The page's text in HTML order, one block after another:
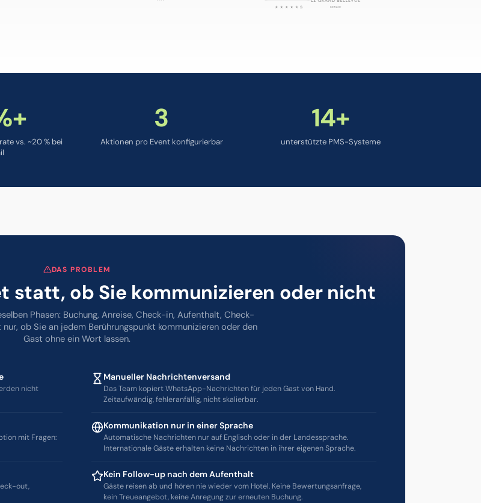
vs. ~20 % bei
3
Aktionen pro Event konfigurierbar
14+
unterstützte PMS-Systeme
DAS PROBLEM
statt, ob Sie kommunizieren oder nicht
Phasen: Buchung, Anreise, Check-in, Aufenthalt, Check-
ob Sie an jedem Berührungspunkt kommunizieren oder den
Gast ohne ein Wort lassen.
nicht
mit Fragen:
out,
Manueller Nachrichtenversand
Das Team kopiert WhatsApp-Nachrichten für jeden Gast von Hand.
Zeitaufwändig, fehleranfällig, nicht skalierbar.
Kommunikation nur in einer Sprache
Automatische Nachrichten nur auf Englisch oder in der Landessprache.
Internationale Gäste erhalten keine Nachrichten in ihrer eigenen Sprache.
Kein Follow-up nach dem Aufenthalt
Gäste reisen ab und hören nie wieder vom Hotel. Keine Bewertungsanfrage,
kein Treueangebot, keine Anregung zur erneuten Buchung.